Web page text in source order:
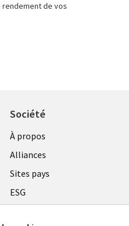
rendement de vos
Société
À propos
Alliances
Sites pays
ESG